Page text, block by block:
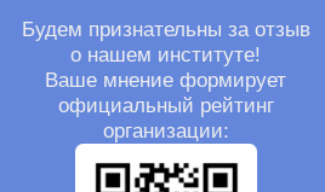
Будем признательны за отзыв
о нашем институте!
Ваше мнение формирует
официальный рейтинг
организации: